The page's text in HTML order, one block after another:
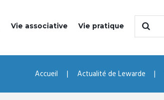
Vie associative Vie pratique
Accueil Actualité de Lewarde